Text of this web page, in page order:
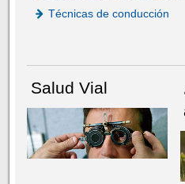
Técnicas de conducción
Salud Vial